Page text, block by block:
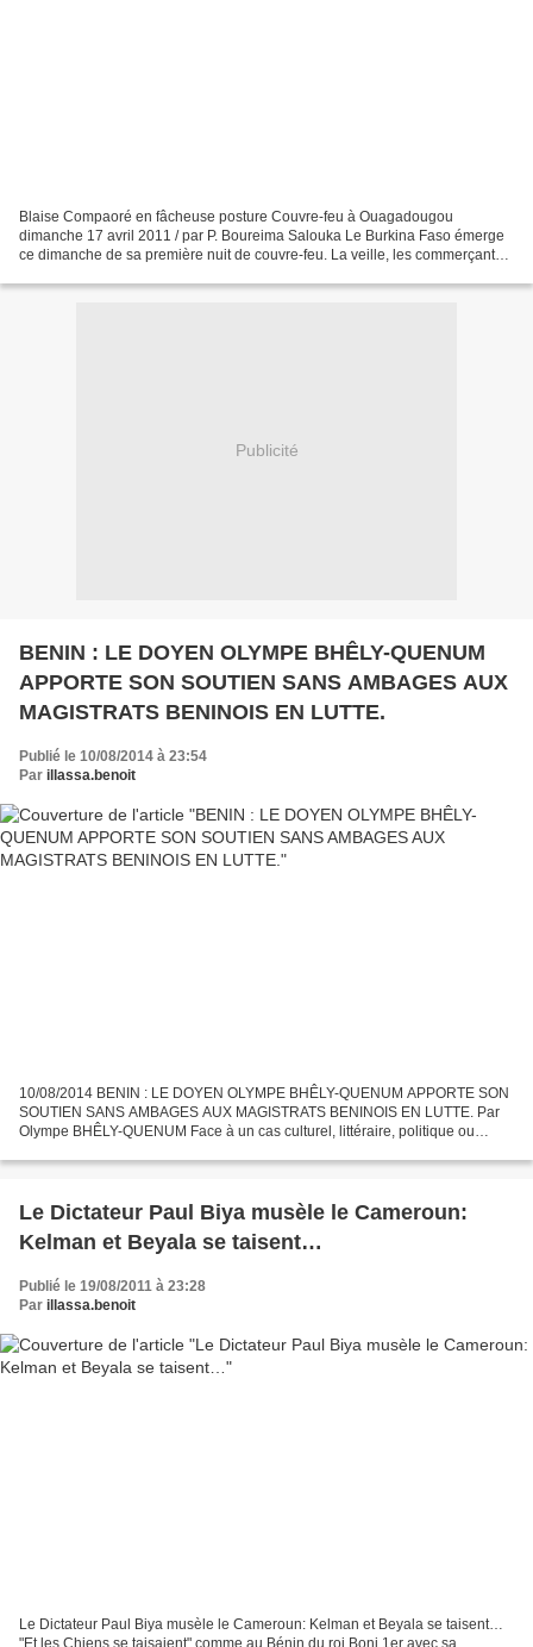
Blaise Compaoré en fâcheuse posture Couvre-feu à Ouagadougou
dimanche 17 avril 2011 / par P. Boureima Salouka Le Burkina Faso émerge
ce dimanche de sa première nuit de couvre-feu. La veille, les commerçants
Publicité
BENIN : LE DOYEN OLYMPE BHÊLY-QUENUM
APPORTE SON SOUTIEN SANS AMBAGES AUX
MAGISTRATS BENINOIS EN LUTTE.
Publié le 10/08/2014 à 23:54
Par illassa.benoit
10/08/2014 BENIN : LE DOYEN OLYMPE BHÊLY-QUENUM APPORTE SON
SOUTIEN SANS AMBAGES AUX MAGISTRATS BENINOIS EN LUTTE. Par
Olympe BHÊLY-QUENUM Face à un cas culturel, littéraire, politique ou
Le Dictateur Paul Biya musèle le Cameroun:
Kelman et Beyala se taisent…
Publié le 19/08/2011 à 23:28
Par illassa.benoit
Le Dictateur Paul Biya musèle le Cameroun: Kelman et Beyala se taisent…
"Et les Chiens se taisaient" comme au Bénin du roi Boni 1er avec sa